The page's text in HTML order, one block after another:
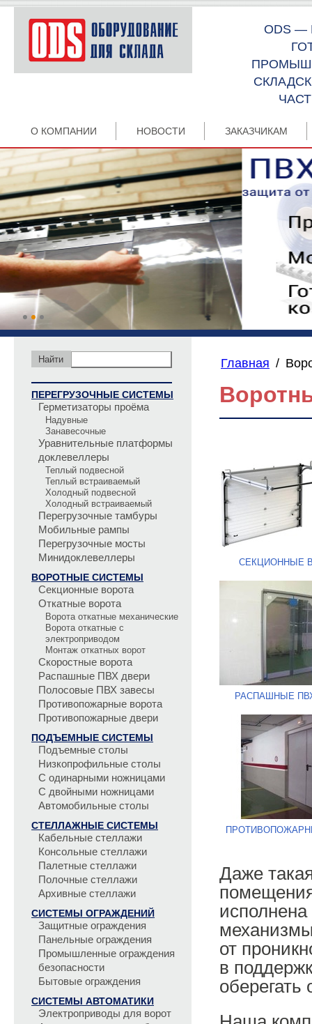
ODS
О КОМПАНИИ НОВОСТИ ЗАКАЗЧИКАМ
ПЕРЕГРУЗОЧНЫЕ СИСТЕМЫ
Герметизаторы проёма
Надувные
Занавесочные
Уравнительные платформы
доклевеллеры
Теплый подвесной
Теплый встраиваемый
Холодный подвесной
Холодный встраиваемый
Перегрузочные тамбуры
Мобильные рампы
Перегрузочные мосты
Минидоклевеллеры
ВОРОТНЫЕ СИСТЕМЫ
Секционные ворота
Откатные ворота
Ворота откатные механические
Ворота откатные с
электроприводом
Монтаж откатных ворот
Скоростные ворота
Распашные ПВХ двери
Полосовые ПВХ завесы
Противопожарные ворота
Противопожарные двери
ПОДЪЕМНЫЕ СИСТЕМЫ
Подъемные столы
Низкопрофильные столы
С одинарными ножницами
С двойными ножницами
Автомобильные столы
СТЕЛЛАЖНЫЕ СИСТЕМЫ
Кабельные стеллажи
Консольные стеллажи
Палетные стеллажи
Полочные стеллажи
Архивные стеллажи
СИСТЕМЫ ОГРАЖДЕНИЙ
Защитные ограждения
Панельные ограждения
Промышленные ограждения
безопасности
Бытовые ограждения
СИСТЕМЫ АВТОМАТИКИ
Электроприводы для ворот
Главная /
СЕКЦИОННЫЕ
РАСПАШНЫЕ
Даже
от
в
оберегать